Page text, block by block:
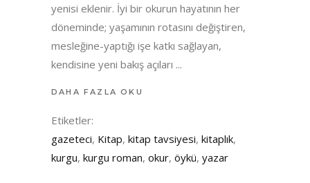
yenisi eklenir. İyi bir okurun hayatının her
döneminde; yaşamının rotasını değiştiren,
mesleğine-yaptığı işe katkı sağlayan,
kendisine yeni bakış açıları
DAHA FAZLA OKU
Etiketler:
gazeteci, Kitap, kitap tavsiyesi, kitaplık,
kurgu, kurgu roman, okur, öykü, yazar